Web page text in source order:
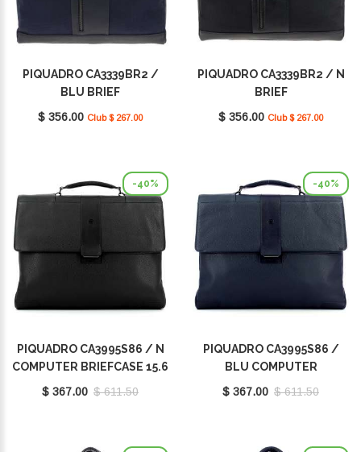
PIQUADRO CA3339BR2 /
BLU BRIEF
$ 356.00 Club $ 267.00
PIQUADRO CA3339BR2 / N
BRIEF
$ 356.00 Club $ 267.00
-40%
PIQUADRO CA3995S86 / N
COMPUTER BRIEFCASE 15.6
$ 367.00 $ 611.50
-40%
PIQUADRO CA3995S86 /
BLU COMPUTER
BRIEFCASE 15.6
$ 367.00 $ 611.50